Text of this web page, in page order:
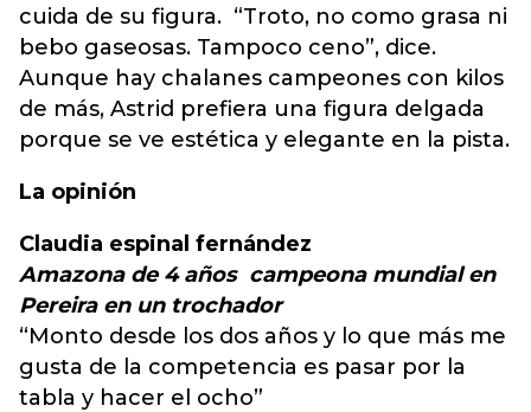
cuida de su figura. “Troto, no como grasa ni
bebo gaseosas. Tampoco ceno”, dice.
Aunque hay chalanes campeones con kilos
de más, Astrid prefiera una figura delgada
porque se ve estética y elegante en la pista.
La opinión
Claudia espinal fernández
Amazona de 4 años campeona mundial en
Pereira en un trochador
“Monto desde los dos años y lo que más me
gusta de la competencia es pasar por la
tabla y hacer el ocho”